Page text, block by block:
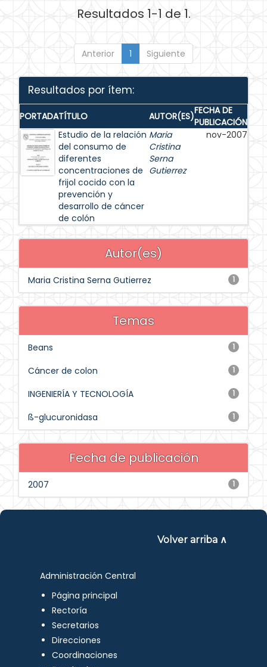
Resultados 1-1 de 1.
Anterior 1 Siguiente
Resultados por ítem:
PORTADATÍTULO AUTOR(ES)FECHA DE
PUBLICACIÓN
Estudio de la relación
del consumo de
diferentes
concentraciones de
frijol cocido con la
prevención y
desarrollo de cáncer
de colón
Maria
Cristina
Serna
Gutierrez
nov-2007
Autor(es)
1
Maria Cristina Serna Gutierrez
Temas
1
Beans
1
Cáncer de colon
1
INGENIERÍA Y TECNOLOGÍA
1
ß-glucuronidasa
Fecha de publicación
1
2007
Volver arriba ∧
Administración Central
Página principal
Rectoría
Secretarios
Direcciones
Coordinaciones